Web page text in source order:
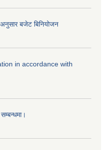
बजेट बिनियोजन
in accordance with